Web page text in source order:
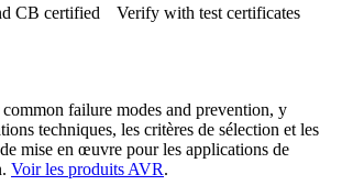
CB certified Verify with test certificates
failure modes and prevention, y
techniques, les critères de sélection et les
mise en œuvre pour les applications de
Voir les produits AVR.